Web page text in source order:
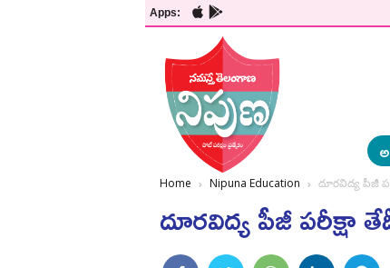
Apps:
Home Nipuna Education దూరవిద్య పీజీ
దూరవిద్య పీజీ పరీక్షా